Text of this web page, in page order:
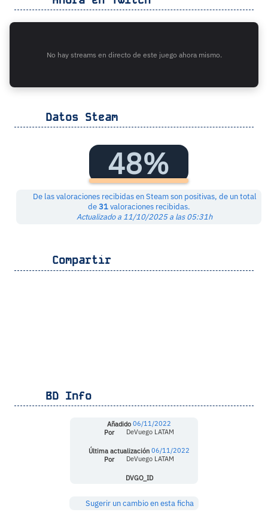
No hay streams en directo de este juego ahora mismo.
Datos Steam
48%
De las valoraciones recibidas en Steam son positivas, de un total
de31valoraciones recibidas.
Actualizado a 11/10/2025 a las 05:31h
Compartir
BD Info
Añadido 06/11/2022
Por
DeVuego LATAM
Última actualización 06/11/2022
Por
DeVuego LATAM
DVGO_ID
Sugerir un cambio en esta ficha